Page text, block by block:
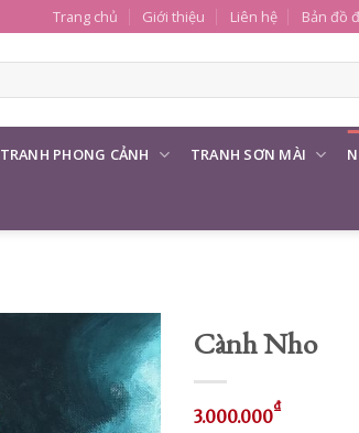
Trang chủ Giới thiệu Liên hệ Bản đồ
TRANH PHONG CẢNH TRANH SƠN MÀI
Cành Nho
3.000.000₫